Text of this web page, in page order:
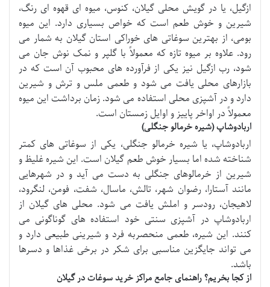
ازگیل، یا در گویش محلی گیلان، کنوس، میوه ای قهوه ای رنگ،
شیرین و خوش طعم است که خواص بسیاری دارد. این میوه
بومی، از بهترین سوغاتی های خوراکی استان گیلان به شمار می
رود. علاوه بر میوه تازه که معمولاً با گلپر و نمک نوش جان می
شود، رب ازگیل نیز یکی از فرآورده های محبوب آن است که در
بازارهای محلی یافت می شود و طعمی ملس و ترش و شیرین
دارد و در آشپزی محلی استفاده می شود. زمان برداشت این میوه
معمولاً در اواخر پاییز و اوایل زمستان است.
اربادوشاپ (شیره خرمالو جنگلی)
اربادوشاپ، یا شیره خرمالو جنگلی، یکی از سوغاتی های کمتر
شناخته شده اما بسیار خوش طعم گیلان است. این شیره غلیظ و
شیرین از خرمالوهای جنگلی به دست می آید و در شهرهایی
مانند آستارا، رضوان شهر، تالش، ماسال، شفت، فومن، لنگرود،
لاهیجان، رودسر و املش یافت می شود. محلی های گیلان از
اربادوشاپ در آشپزی سنتی خود استفاده های گوناگونی می
کنند. این شیره، طعمی منحصربه فرد و شیرینی طبیعی دارد و
می تواند جایگزین مناسبی برای شکر در برخی غذاها و دسرها
باشد.
از کجا بخریم؟ راهنمای جامع مراکز خرید سوغات در گیلان